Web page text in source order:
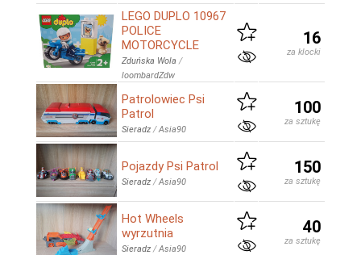
LEGO DUPLO 10967
POLICE
MOTORCYCLE
Zduńska Wola /
loombardZdw
16
za klocki
Patrolowiec Psi
Patrol
Sieradz /Asia90
100
za sztukę
Pojazdy Psi Patrol
Sieradz /Asia90
150
za sztukę
Hot Wheels
wyrzutnia
Sieradz /Asia90
40
za sztukę